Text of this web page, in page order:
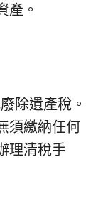
產。
除遺產稅。
須繳納任何
理清稅手